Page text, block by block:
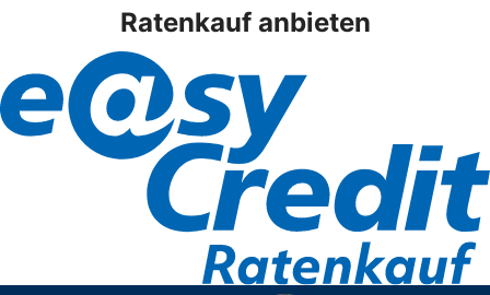
Ratenkauf anbieten